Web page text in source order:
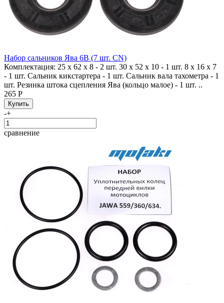
Набор сальников Ява 6В (7 шт. CN)
Комплектация: 25 х 62 х 8 - 2 шт. 30 х 52 х 10 - 1 шт. 8 х 16 х 7
- 1 шт. Сальник кикстартера - 1 шт. Сальник вала тахометра - 1
шт. Резинка штока сцепления Ява (кольцо малое) - 1 шт. ..
265 Р
-+
сравнение